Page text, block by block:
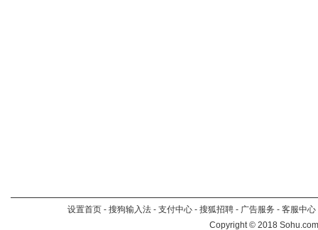
设置首页 - 搜狗输入法 - 支付中心 - 搜狐招聘 - 广告服务 - 客服中心
Copyright©2018